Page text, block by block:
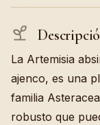
La Artemisia
ajenco, es una
familia
robusto que